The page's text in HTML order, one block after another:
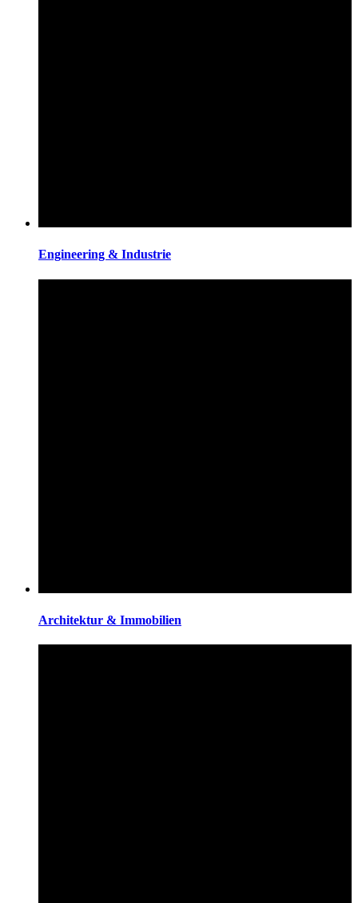
Engineering & Industrie
Architektur & Immobilien